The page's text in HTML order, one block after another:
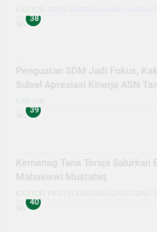
KANTOR
38
Penguatan SDM Jadi Fokus,
Sulsel Apresiasi Kinerja ASN
KANTOR
39
Kemenag Tana Toraja Salurkan
Mahasiswi Mustahiq
KANTOR PENYELENGGARA ZAKAT DAN
40